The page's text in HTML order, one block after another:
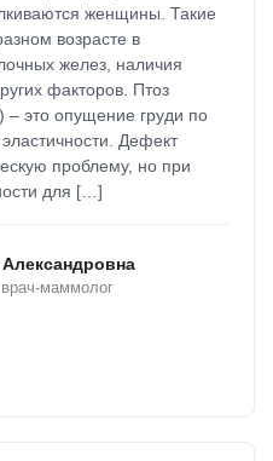
женщины. Такие
возрасте в
желез, наличия
факторов. Птоз
– это опущение груди по
Дефект
проблему, но при
для […]
врач-маммолог